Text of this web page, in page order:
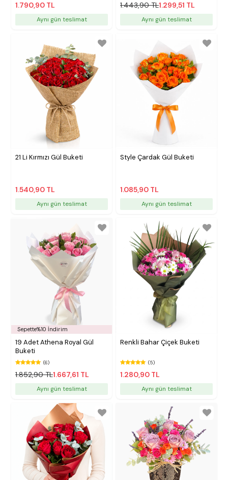
1.790,90 TL
Aynı gün teslimat
1.443,90 TL1.299,51 TL
Aynı gün teslimat
21 Li Kırmızı Gül Buketi
1.540,90 TL
Aynı gün teslimat
Style Çardak Gül Buketi
1.085,90 TL
Aynı gün teslimat
Sepette%10 İndirim
19 Adet Athena Royal Gül
Buketi
(6)
1.852,90 TL1.667,61 TL
Aynı gün teslimat
Renkli Bahar Çiçek Buketi
(5)
1.280,90 TL
Aynı gün teslimat